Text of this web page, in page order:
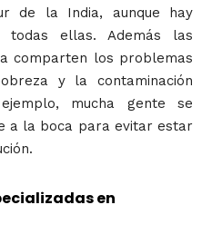
de la India, aunque hay
todas ellas. Además las
comparten los problemas
y la contaminación
mucha gente se
a la boca para evitar estar
en